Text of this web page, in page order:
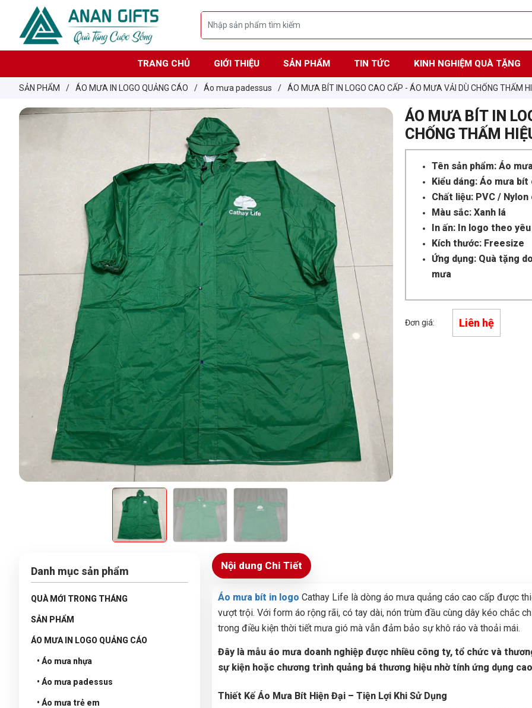
TRANG CHỦ GIỚI THIỆU SẢN PHẨM TIN TỨC KINH NGHIỆM QUÀ TẶNG
SẢN PHẨM / ÁO MƯA IN LOGO QUẢNG CÁO / Áo mưa padessus / ÁO MƯA BÍT IN LOGO CAO CẤP - ÁO MƯA VẢI DÙ CHỐNG THẤM
ÁO MƯA BÍT IN
CHỐNG THẤM
Tên sản phẩm: Áo
Kiểu dáng: Áo mưa
Chất liệu: PVC /
Màu sắc: Xanh lá
In ấn: In logo theo
Kích thước: Freesize
Ứng dụng: Quà tặng
mưa
Đơn giá: Liên hệ
Danh mục sản phẩm
QUÀ MỚI TRONG THÁNG
SẢN PHẨM
ÁO MƯA IN LOGO QUẢNG CÁO
• Áo mưa nhựa
• Áo mưa padessus
• Áo mưa trẻ em
Nội dung Chi Tiết
Áo mưa bít in logo Cathay Life là dòng áo mưa quảng cáo cao cấp được
vượt trội. Với form áo rộng rãi, có tay dài, nón trùm đầu cùng dây kéo chắc
trong điều kiện thời tiết mưa gió mà vẫn đảm bảo sự khô ráo và thoải mái.
Đây là mẫu áo mưa doanh nghiệp được nhiều công ty, tổ chức và
sự kiện hoặc chương trình quảng bá thương hiệu nhờ tính ứng dụng
Thiết Kế Áo Mưa Bít Hiện Đại – Tiện Lợi Khi Sử Dụng